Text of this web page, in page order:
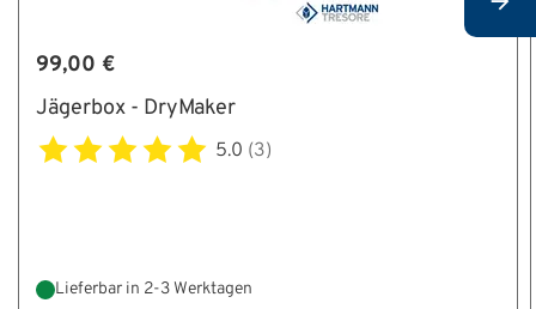
99,00 €
Jägerbox - DryMaker
5.0 (3)
Lieferbar in 2-3 Werktagen